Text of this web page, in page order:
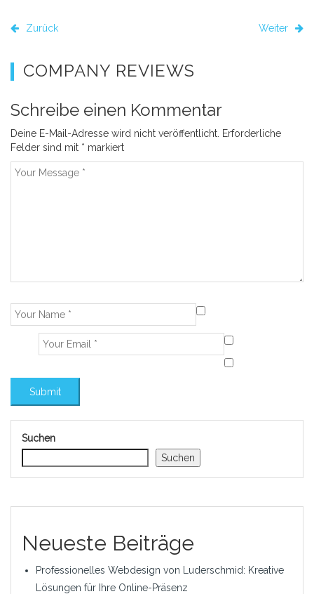
Zurück Weiter
COMPANY REVIEWS
Schreibe einen Kommentar
Deine E-Mail-Adresse wird nicht veröffentlicht. Erforderliche
Felder sind mit * markiert
Suchen
Suchen
Neueste Beiträge
Professionelles Webdesign von Luderschmid: Kreative
Lösungen für Ihre Online-Präsenz